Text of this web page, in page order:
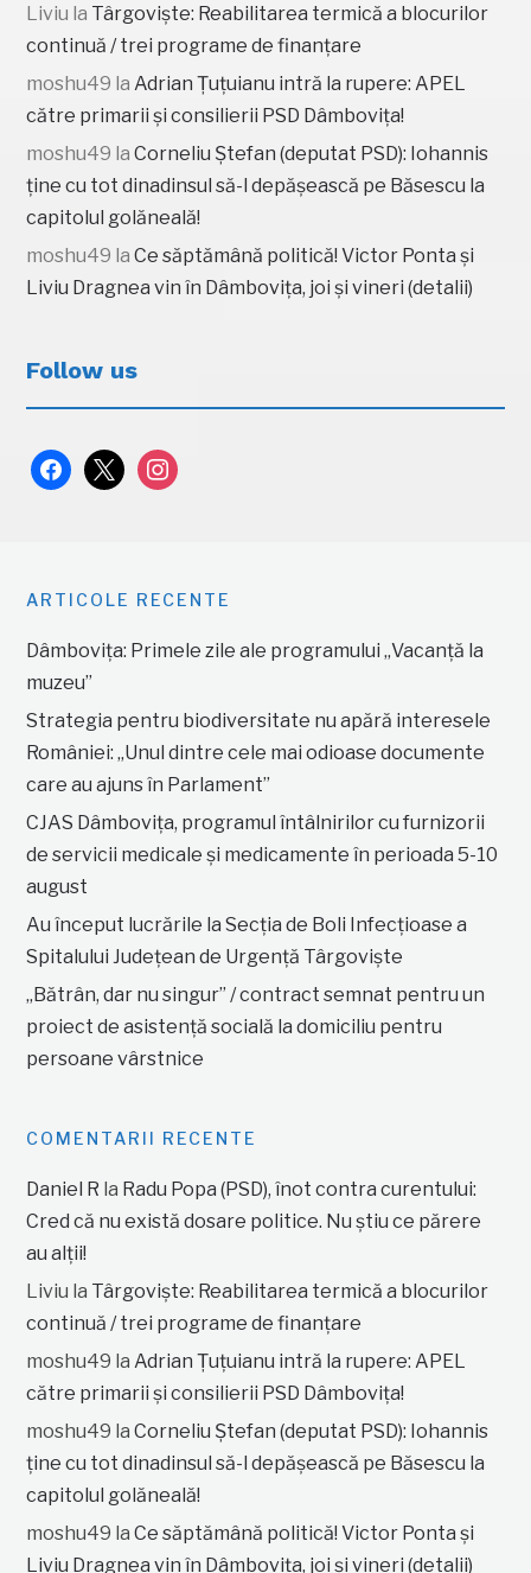
Liviu la Târgoviște: Reabilitarea termică a blocurilor
continuă / trei programe de finanțare
moshu49 la Adrian Țuțuianu intră la rupere: APEL
către primarii și consilierii PSD Dâmbovița!
moshu49 laCorneliu Ștefan (deputat PSD): Iohannis
ține cu tot dinadinsul să-l depășească pe Băsescu la
capitolul golăneală!
moshu49 laCe săptămână politică! Victor Ponta și
Liviu Dragnea vin în Dâmbovița, joi și vineri (detalii)
Follow us
facebook
x instagram
ARTICOLE RECENTE
Dâmbovița: Primele zile ale programului „Vacanță la
muzeu”
Strategia pentru biodiversitate nu apără interesele
României: „Unul dintre cele mai odioase documente
care au ajuns în Parlament”
CJAS Dâmbovița, programul întâlnirilor cu furnizorii
de servicii medicale și medicamente în perioada 5-10
august
Au început lucrările la Secția de Boli Infecțioase a
Spitalului Județean de Urgență Târgoviște
„Bătrân, dar nu singur” / contract semnat pentru un
proiect de asistență socială la domiciliu pentru
persoane vârstnice
COMENTARII RECENTE
Daniel R la Radu Popa (PSD), înot contra curentului:
Cred că nu există dosare politice. Nu știu ce părere
au alții!
Liviu la Târgoviște: Reabilitarea termică a blocurilor
continuă / trei programe de finanțare
moshu49 la Adrian Țuțuianu intră la rupere: APEL
către primarii și consilierii PSD Dâmbovița!
moshu49 laCorneliu Ștefan (deputat PSD): Iohannis
ține cu tot dinadinsul să-l depășească pe Băsescu la
capitolul golăneală!
moshu49 laCe săptămână politică! Victor Ponta și
Liviu Dragnea vin în Dâmbovița, joi și vineri (detalii)